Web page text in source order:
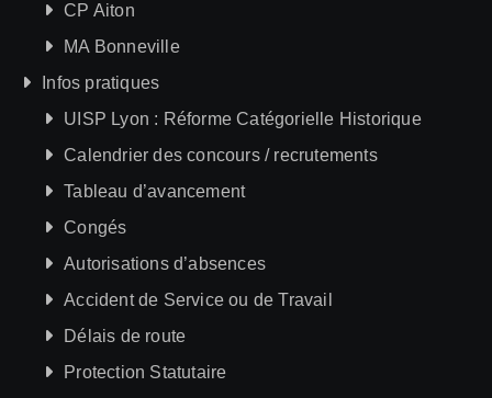
CP Aiton
MA Bonneville
Infos pratiques
UISP Lyon : Réforme Catégorielle Historique
Calendrier des concours / recrutements
Tableau d’avancement
Congés
Autorisations d’absences
Accident de Service ou de Travail
Délais de route
Protection Statutaire